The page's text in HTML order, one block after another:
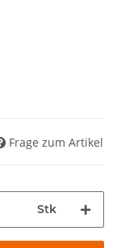
Frage zum Artikel
Stk